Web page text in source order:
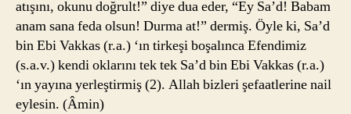
atışını, okunu doğrult!” diye dua eder, “Ey Sa’d! Babam
anam sana feda olsun! Durma at!” dermiş. Öyle ki, Sa’d
bin Ebi Vakkas (r.a.) ‘ın tirkeşi boşalınca Efendimiz
(s.a.v.) kendi oklarını tek tek Sa’d bin Ebi Vakkas (r.a.)
‘ın yayına yerleştirmiş (2). Allah bizleri şefaatlerine nail
eylesin. (Âmin)